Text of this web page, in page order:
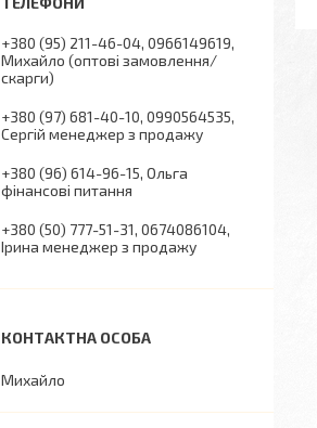
+380 (95) 211-46-04 0966149619
Михайло (оптові замовлення/
скарги)
+380 (97) 681-40-10 0990564535
Сергій менеджер з продажу
+380 (96) 614-96-15 Ольга
фінансові питання
+380 (50) 777-51-31 0674086104
Ірина менеджер з продажу
Михайло